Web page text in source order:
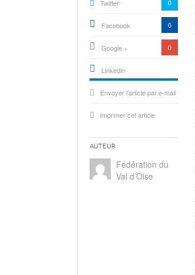
Twitter 0
Facebook 0
Google + 0
Linkedin
icon[type=linkedin-bug]
[color=inverse]
Envoyer l'article par e-mail
Imprimer cet article
Auteur
Fédération du
Val d’Oise